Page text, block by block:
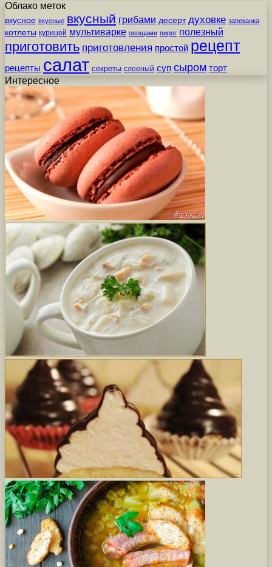
Облако меток
вкусное вкусные вкусный грибами десерт духовке запеканка
котлеты курицей мультиварке овощами пирог полезный
приготовить приготовления простой рецепт
рецепты салат секреты слоеный суп сыром торт
Интересное